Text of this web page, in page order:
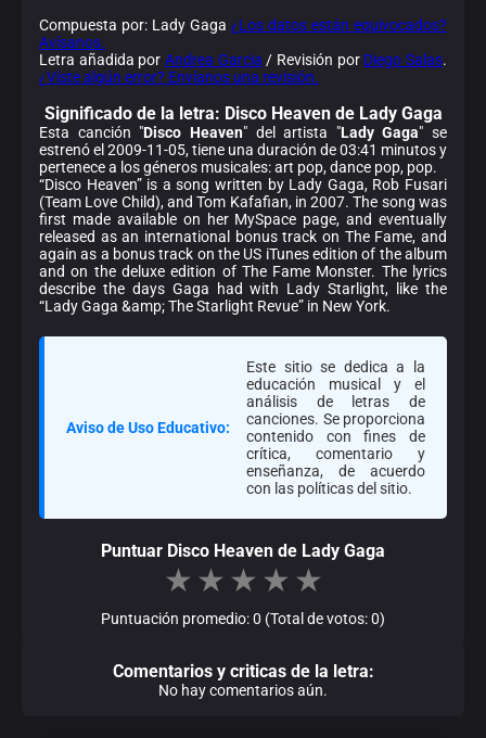
Compuesta por: Lady Gaga ¿Los datos están equivocados?
Avísanos.
Letra añadida por Andrea Garcia / Revisión por Diego Salas.
¿Viste algún error? Envíanos una revisión.
Significado de la letra: Disco Heaven de Lady Gaga
Esta canción "Disco Heaven" del artista "Lady Gaga" se
estrenó el 2009-11-05, tiene una duración de 03:41 minutos y
pertenece a los géneros musicales: art pop, dance pop, pop.
“Disco Heaven” is a song written by Lady Gaga, Rob Fusari
(Team Love Child), and Tom Kafafian, in 2007. The song was
first made available on her MySpace page, and eventually
released as an international bonus track on The Fame, and
again as a bonus track on the US iTunes edition of the album
and on the deluxe edition of The Fame Monster. The lyrics
describe the days Gaga had with Lady Starlight, like the
“Lady Gaga &amp; The Starlight Revue” in New York.
Aviso de Uso Educativo:
Este sitio se dedica a la
educación musical y el
análisis de letras de
canciones. Se proporciona
contenido con fines de
crítica, comentario y
enseñanza, de acuerdo
con las políticas del sitio.
Puntuar Disco Heaven de Lady Gaga
★ ★ ★ ★ ★
Puntuación promedio: 0 (Total de votos: 0)
Comentarios y criticas de la letra:
No hay comentarios aún.